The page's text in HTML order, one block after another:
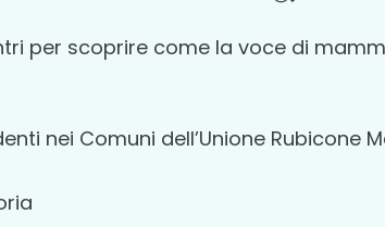
per scoprire come la voce di
nei Comuni dell’Unione Rubicone